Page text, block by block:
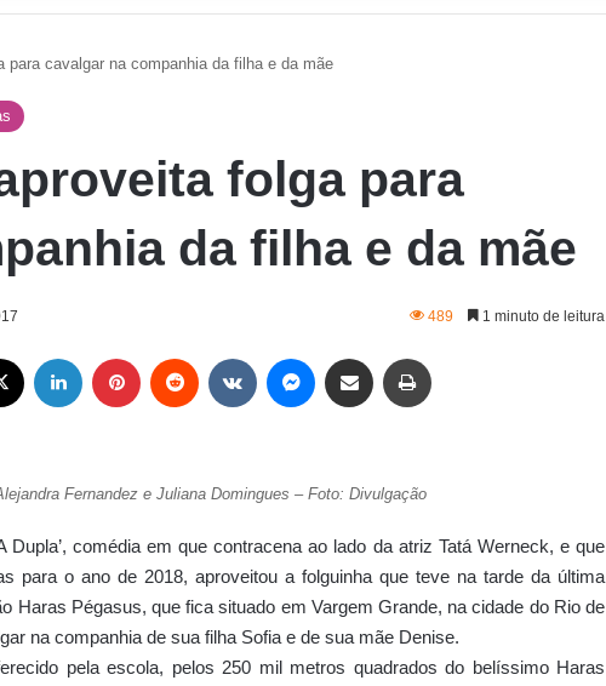
para cavalgar na companhia da filha e da mãe
folga para
da filha e da mãe
489 1 minuto de leitura
Fernandez e Juliana Domingues – Foto: Divulgação
comédia em que contracena ao lado da atriz Tatá Werneck, e que
para o ano de 2018, aproveitou a folguinha que teve na tarde da última
Haras Pégasus, que fica situado em Vargem Grande, na cidade do Rio de
na companhia de sua filha Sofia e de sua mãe Denise.
pela escola, pelos 250 mil metros quadrados do belíssimo Haras